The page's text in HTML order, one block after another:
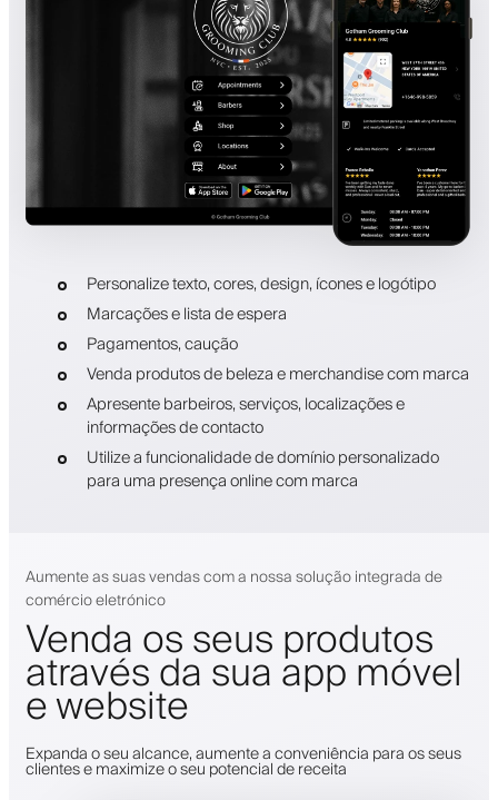
Personalize texto, cores, design, ícones e logótipo
Marcações e lista de espera
Pagamentos, caução
Venda produtos de beleza e merchandise com marca
Apresente barbeiros, serviços, localizações e
informações de contacto
Utilize a funcionalidade de domínio personalizado
para uma presença online com marca
Aumente as suas vendas com a nossa solução integrada de
comércio eletrónico
Venda os seus produtos
através da sua app móvel
e website
Expanda o seu alcance, aumente a conveniência para os seus
clientes e maximize o seu potencial de receita